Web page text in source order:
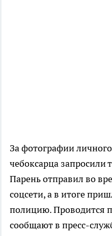
За фотографии
чебоксарца запросили
Парень отправил во
соцсети, а в итоге
полицию. Проводится
сообщают в пресс-